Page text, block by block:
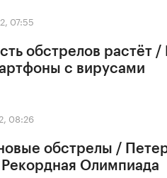
07:55
обстрелов растёт
с вирусами
08:26
обстрелы /
Олимпиада